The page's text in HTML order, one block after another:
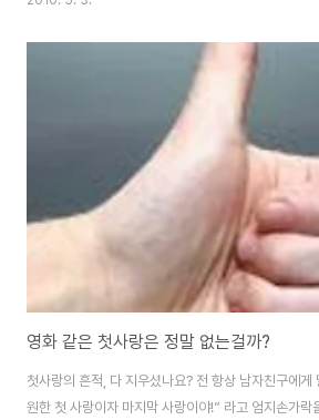
하는데 혼자 보기 그래서 여기로 불렀어" "야, 불편하
그 사람에 대한 이런 저런 이야기를 친구들과 나누고
자리로 그 사람을 서슴없이 부른 이유 또한 모두 그 사
난 적이 있는데다 어떤 사람인지 잘 알고 있기 때문이
영화 같은 첫사랑은 정말 없는걸까?
첫사랑의 흔적, 다 지우셨나요? 전 항상 남자친구에게
원한 첫 사랑이자 마지막 사랑이야!” 라고 엄지손가락